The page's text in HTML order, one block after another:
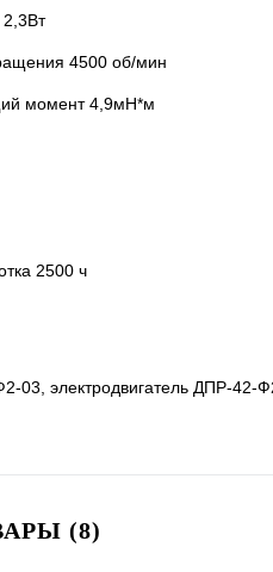
4500 об/мин
момент 4,9мН*м
2500 ч
03, электродвигатель ДПР-42-
(8)